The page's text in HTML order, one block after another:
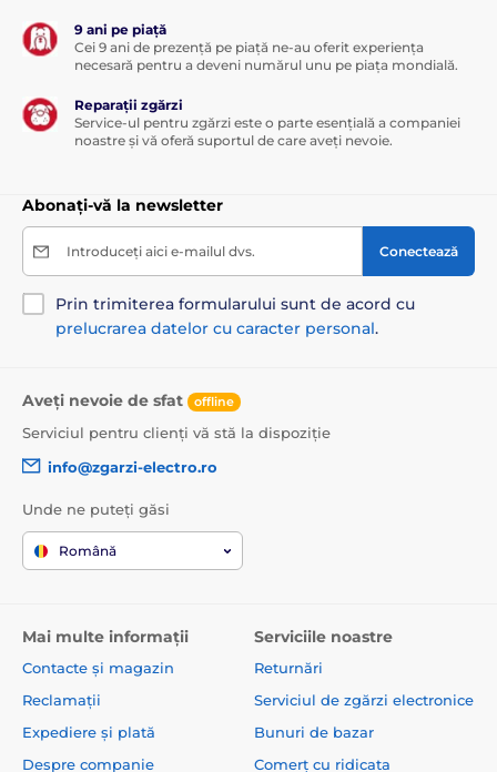
9 ani pe piață
Cei 9 ani de prezență pe piață ne-au oferit experiența
necesară pentru a deveni numărul unu pe piața mondială.
Reparații zgărzi
Service-ul pentru zgărzi este o parte esențială a companiei
noastre și vă oferă suportul de care aveți nevoie.
Abonați-vă la newsletter
Introduceți aici e-mailul dvs. Conectează
Prin trimiterea formularului sunt de acord cu
prelucrarea datelor cu caracter personal.
Aveți nevoie de sfat offline
Serviciul pentru clienți vă stă la dispoziție
info@zgarzi-electro.ro
Unde ne puteți găsi
Română
Mai multe informații
Contacte și magazin
Reclamații
Expediere și plată
Despre companie
Serviciile noastre
Returnări
Serviciul de zgărzi electronice
Bunuri de bazar
Comerț cu ridicata